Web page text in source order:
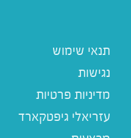
תנאי שימוש
נגישות
מדיניות פרטיות
עזריאלי גיפטקארד